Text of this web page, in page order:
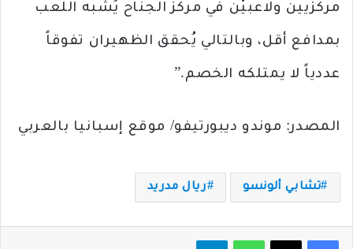
مركزيين ولاعبيْن في مركز الجناح يُشبه اللعب
بمدافع أقل، وبالتالي يُحقق الظهيران تفوقاً
عددياً لا يمتلكه الخصم.”
المصدر: موندو ديبورتيفو/ موقع إسبانيا بالعربي
تشابي ألونسو ريال مدريد
فيسبوك‫X واتساب تيلقرام